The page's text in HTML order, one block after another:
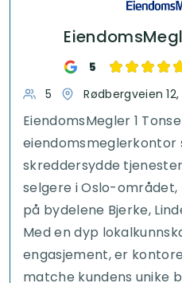
5
EiendomsMegler 1
eiendomsmeglerkontor
skreddersydde
selgere i Oslo-området,
på bydelene Bjerke,
Med en dyp
engasjement, er
matche kundens unike
5 Rødbergveien